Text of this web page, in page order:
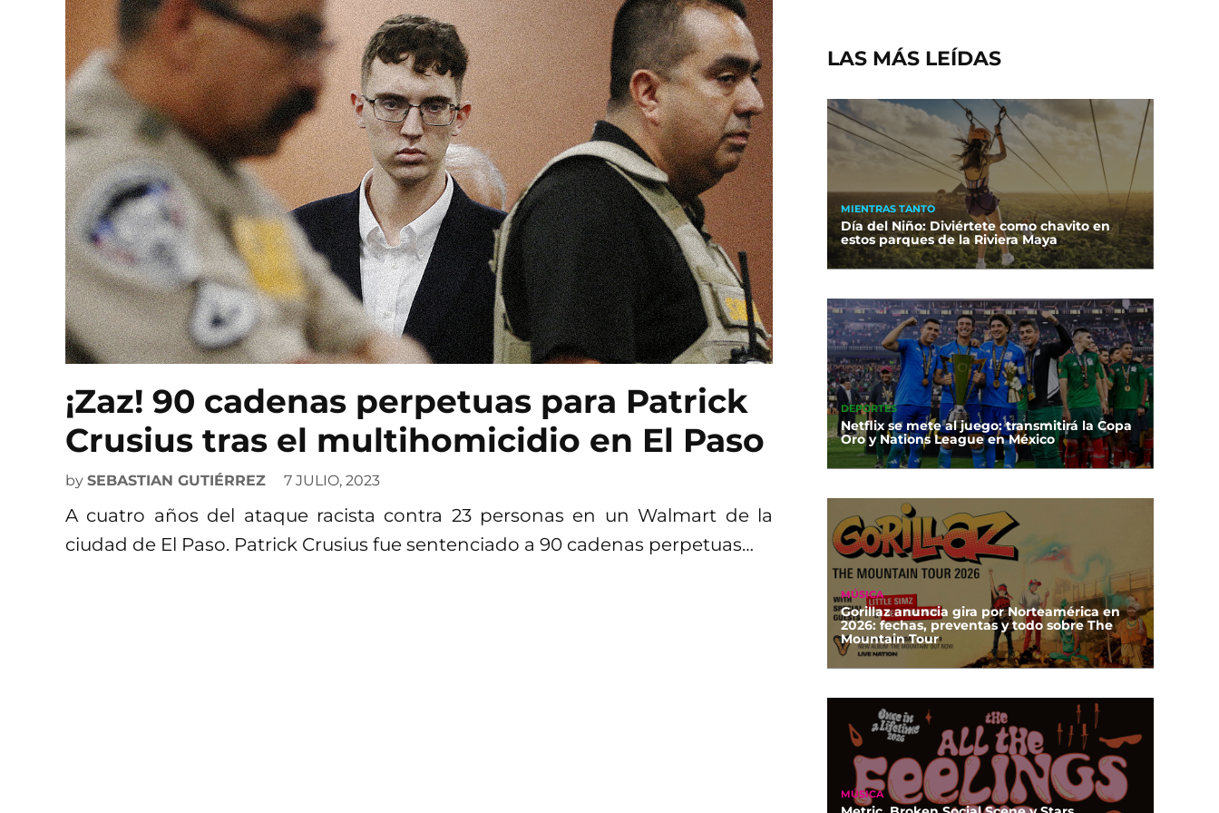
¡Zaz! 90 cadenas perpetuas para Patrick
Crusius tras el multihomicidio en El Paso
by SEBASTIAN GUTIÉRREZ 7 JULIO, 2023
A cuatro años del ataque racista contra 23 personas en un Walmart de la
ciudad de El Paso. Patrick Crusius fue sentenciado a 90 cadenas perpetuas…
LAS MÁS LEÍDAS
MIENTRAS TANTO
Día del Niño: Diviértete como chavito en
estos parques de la Riviera Maya
DEPORTES
Netflix se mete al juego: transmitirá la Copa
Oro y Nations League en México
MÚSICA
Gorillaz anuncia gira por Norteamérica en
2026: fechas, preventas y todo sobre The
Mountain Tour
MÚSICA